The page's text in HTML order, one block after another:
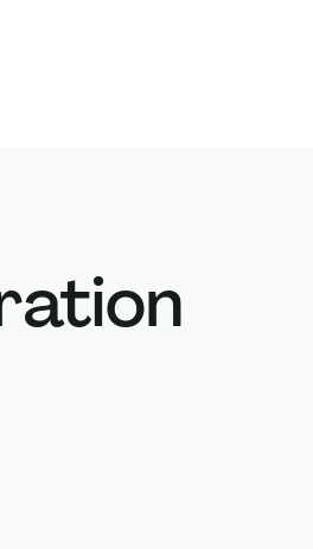
de signature de
autorisée des
d’un document.
utilisateur. A identifié
commentaires
de commentaires